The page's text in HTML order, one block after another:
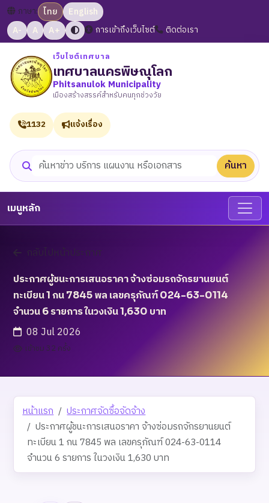
ภาษา: ไทย
English
A-
A A+ การเข้าถึงเว็บไซต์ ติดต่อเรา
เว็บไซต์เทศบาล
เทศบาลนครพิษณุโลก
Phitsanulok Municipality
เมืองสร้างสรรค์สำหรับคนทุกช่วงวัย
ค้นหาเว็บไซต์ ค้นหา
1132 แจ้งเรื่อง
เมนูหลัก
กลับไปหน้าประกาศ
ประกาศผู้ชนะการเสนอราคา จ้างซ่อมรถจักรยานยนต์
ทะเบียน 1 กน 7845 พล เลขครุภัณฑ์ 024-63-0114
จำนวน 6 รายการ ในวงเงิน 1,630 บาท
08 Jul 2026
เข้าชม 32 ครั้ง
หน้าแรก
ประกาศจัดซื้อจัดจ้าง
ประกาศผู้ชนะการเสนอราคา จ้างซ่อมรถจักรยานยนต์
ทะเบียน 1 กน 7845 พล เลขครุภัณฑ์ 024-63-0114
จำนวน 6 รายการ ในวงเงิน 1,630 บาท